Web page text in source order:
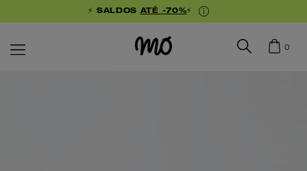
⚡ SALDOS ATÉ -70%⚡
0